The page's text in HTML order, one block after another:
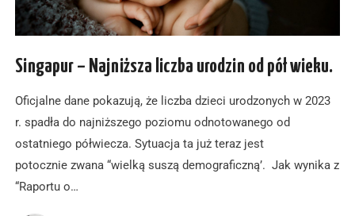
Singapur – Najniższa liczba urodzin od pół wieku.
Oficjalne dane pokazują, że liczba dzieci urodzonych w 2023
r. spadła do najniższego poziomu odnotowanego od
ostatniego półwiecza. Sytuacja ta już teraz jest
potocznie zwana “wielką suszą demograficzną’. Jak wynika z
“Raportu o…